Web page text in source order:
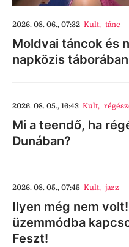
2026. 08. 06., 07:32 Kult, tánc
Moldvai táncok és
napközis táborában
2026. 08. 05., 16:43 Kult,
Mi a teendő, ha
Dunában?
2026. 08. 05., 07:45 Kult, jazz
Ilyen még nem
üzemmódba
Feszt!